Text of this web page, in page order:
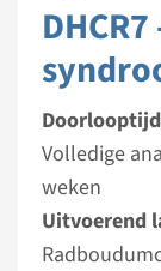
Doorlooptijd
Volledige
weken
Uitvoerend